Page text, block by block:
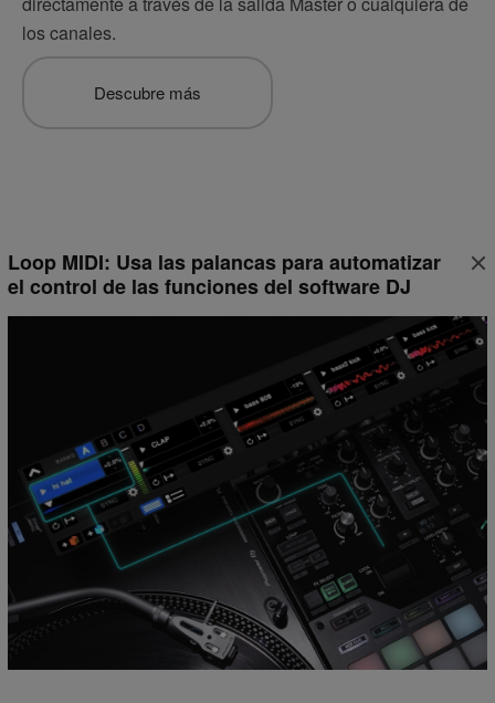
los canales.
Descubre más
Loop MIDI: Usa las palancas para automatizar
el control de las funciones del software DJ